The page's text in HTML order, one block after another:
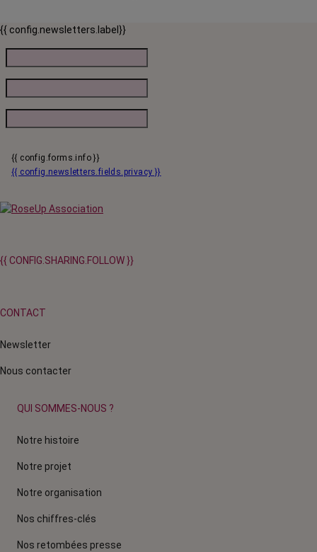
{{ config.newsletters.label}}
{{ config.forms.info }}
{{ config.newsletters.fields.privacy }}
{{ CONFIG.SHARING.FOLLOW }}
CONTACT
Newsletter
Nous contacter
QUI SOMMES-NOUS ?
Notre histoire
Notre projet
Notre organisation
Nos chiffres-clés
Nos retombées presse